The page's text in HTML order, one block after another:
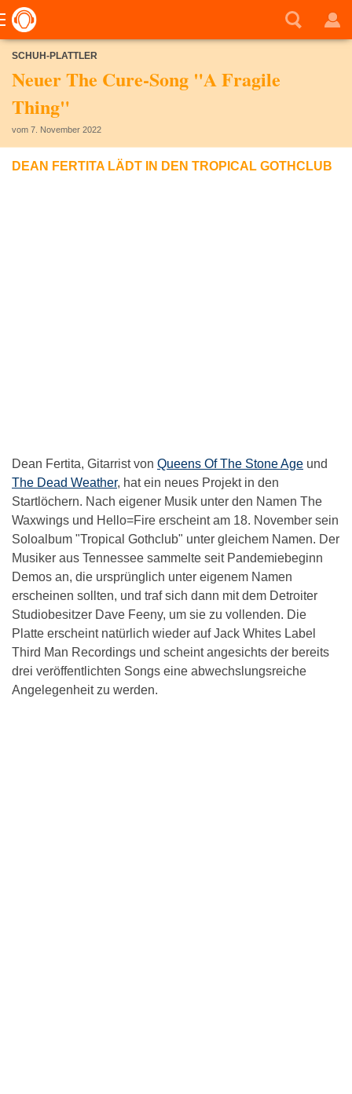
SCHUH-PLATTLER
Neuer The Cure-Song "A Fragile
Thing"
vom 7. November 2022
DEAN FERTITA LÄDT IN DEN TROPICAL GOTHCLUB
Dean Fertita, Gitarrist von Queens Of The Stone Age und
The Dead Weather, hat ein neues Projekt in den
Startlöchern. Nach eigener Musik unter den Namen The
Waxwings und Hello=Fire erscheint am 18. November sein
Soloalbum "Tropical Gothclub" unter gleichem Namen. Der
Musiker aus Tennessee sammelte seit Pandemiebeginn
Demos an, die ursprünglich unter eigenem Namen
erscheinen sollten, und traf sich dann mit dem Detroiter
Studiobesitzer Dave Feeny, um sie zu vollenden. Die
Platte erscheint natürlich wieder auf Jack Whites Label
Third Man Recordings und scheint angesichts der bereits
drei veröffentlichten Songs eine abwechslungsreiche
Angelegenheit zu werden.